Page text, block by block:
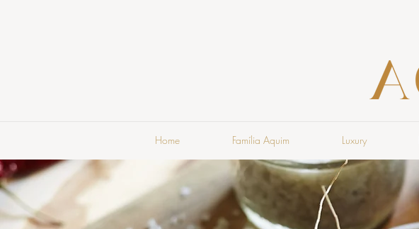
Home Família Aquim Luxury